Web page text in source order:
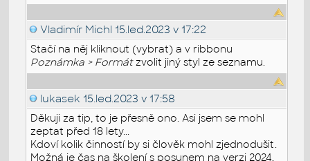
Vladimír Michl 15.led.2023 v 17:22
Stačí na něj kliknout (vybrat) a v ribbonu
Poznámka > Formátzvolit jiný styl ze seznamu.
lukasek 15.led.2023 v 17:58
Děkuji za tip, to je přesně ono. Asi jsem se mohl
zeptat před 18 lety...
Kdoví kolik činností by si člověk mohl zjednodušit.
Možná je čas na školení s posunem na verzi 2024,